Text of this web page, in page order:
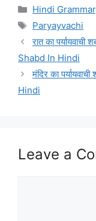
Categories
Hindi Grammar
Tags
Paryayvachi
रात का
Shabd In Hindi
मंदिर का
Hindi
Leave a